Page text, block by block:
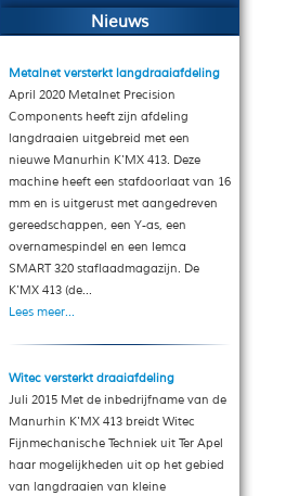
Nieuws
Metalnet versterkt langdraaiafdeling
April 2020 Metalnet Precision
Components heeft zijn afdeling
langdraaien uitgebreid met een
nieuwe Manurhin K'MX 413. Deze
machine heeft een stafdoorlaat van 16
mm en is uitgerust met aangedreven
gereedschappen, een Y-as, een
overnamespindel en een Iemca
SMART 320 staflaadmagazijn. De
K'MX 413 (de...
Lees meer...
Witec versterkt draaiafdeling
Juli 2015 Met de inbedrijfname van de
Manurhin K'MX 413 breidt Witec
Fijnmechanische Techniek uit Ter Apel
haar mogelijkheden uit op het gebied
van langdraaien van kleine